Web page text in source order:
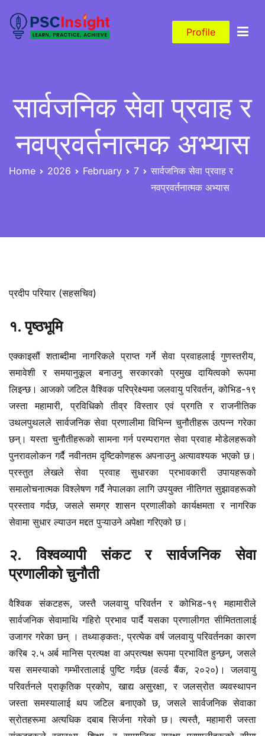
content
Profile
सार्वजनिक सेवा प्रवाह र
नवप्रवर्तनात्मक अभ्यास
Home 2026 February 7
सार्वजनिक सेवा प्रवाह र
नवप्रवर्तनात्मक अभ्यास
प्रदीप परियार (सहसचिव)
१. पृष्ठभूमि
एक्काइसौं शताब्दीमा नागरिकले प्राप्त गर्ने सेवा प्रवाहलाई गुणस्तरीय,
समावेशी र समयानुकूल बनाउनु सरकारको प्रमुख दायित्वको रूपमा
लिइन्छ। आजको जटिल वैश्विक परिप्रेक्ष्यमा जलवायु परिवर्तन, कोभिड-१९
जस्ता महामारी, प्रविधिको तीव्र विस्तार एवं प्रगति र राजनीतिक
उथलपुथलले सार्वजनिक सेवा प्रणालीमा विभिन्न चुनौतीहरू उत्पन्न गरेका
छन्। यस्ता चुनौतीहरूको सामना गर्न परम्परागत सेवा प्रवाह मोडेलहरूको
पुनरावलोकन गर्दै नवीनतम दृष्टिकोणहरू अपनाउनु अत्यावश्यक भएको छ।
प्रस्तुत लेखले सेवा प्रवाह सुधारका प्रभावकारी उपायहरूको
समालोचनात्मक विश्लेषण गर्दै नेपालका लागि उपयुक्त नीतिगत सुझावहरूको
प्रस्ताव गर्दछ, जसले समग्र शासन प्रणालीको कार्यक्षमता र नागरिक
सेवामा सुधार ल्याउन मद्दत पुऱ्याउने अपेक्षा गरिएको छ।
२. विश्वव्यापी संकट र सार्वजनिक सेवा
प्रणालीको चुनौती
वैश्विक संकटहरू, जस्तै जलवायु परिवर्तन र कोभिड-१९ महामारीले
सार्वजनिक सेवामाथि गहिरो प्रभाव पार्दै यसका प्रणालीगत सीमिततालाई
उजागर गरेका छन् । तथ्याङ्कतः, प्रत्येक वर्ष जलवायु परिवर्तनका कारण
करिब २.५ अर्ब मानिस प्रत्यक्ष वा अप्रत्यक्ष रूपमा प्रभावित हुन्छन्, जसले
यस समस्याको गम्भीरतालाई पुष्टि गर्दछ (वर्ल्ड बैंक, २०२०)। जलवायु
परिवर्तनले प्राकृतिक प्रकोप, खाद्य असुरक्षा, र जलस्रोत व्यवस्थापन
जस्ता समस्यालाई थप जटिल बनाएको छ, जसले सार्वजनिक सेवाका
स्रोतहरूमा अत्यधिक दबाब सिर्जना गरेको छ। त्यस्तै, महामारी जस्ता